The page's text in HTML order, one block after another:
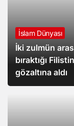
İslam Dünyası
İki zulmün
bıraktığı
gözaltına aldı